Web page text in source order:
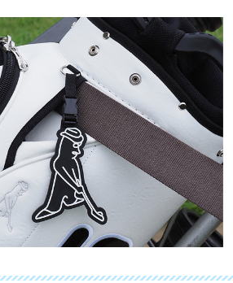
に関する注意
Page Top